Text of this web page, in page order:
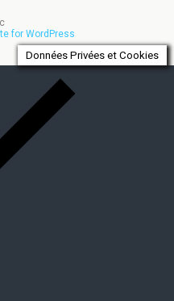
Données Privées et Cookies
for WordPress